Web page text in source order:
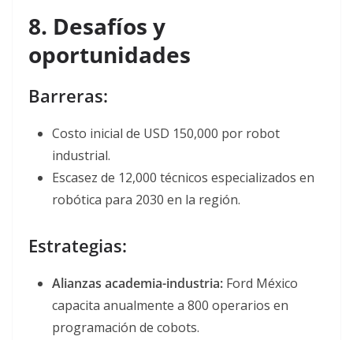
8. Desafíos y
oportunidades
Barreras:
Costo inicial de USD 150,000 por robot
industrial.
Escasez de 12,000 técnicos especializados en
robótica para 2030 en la región.
Estrategias:
Alianzas academia-industria: Ford México
capacita anualmente a 800 operarios en
programación de cobots.